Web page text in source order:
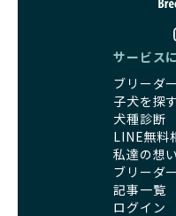
サービス
ブリーダ
子犬を探す
犬種診断
LINE無料
私達の想い
ブリーダ
記事一覧
ログイン